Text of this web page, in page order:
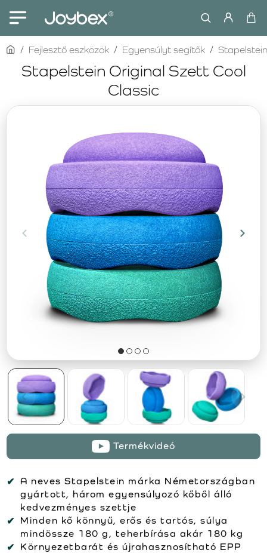
Stapelstein Original Szett Cool
Classic
homeFejlesztő eszközök Egyensúlyt segítők Stapelstein
Termékvideó
A neves Stapelstein márka Németországban
gyártott, három egyensúlyozó kőből álló
kedvezményes szettje
Minden kő könnyű, erős és tartós, súlya
mindössze 180 g, teherbírása akár 180 kg
Környezetbarát és újrahasznosítható EPP